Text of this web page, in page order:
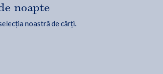
noapte
noastră de cărți.